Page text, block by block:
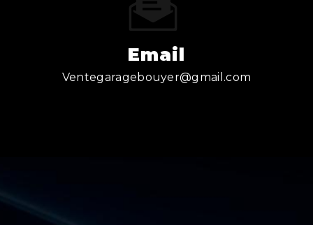
Email
ventegaragebouyer@gmail.com